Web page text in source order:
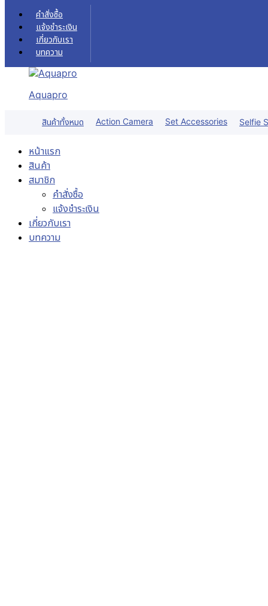
Skip to content
คำสั่งซื้อ
แจ้งชำระเงิน
เกี่ยวกับเรา
บทความ
Aquapro
สินค้าทั้งหมด Action Camera Set Accessories Selfie
หน้าแรก
สินค้า
สมาชิก
คำสั่งซื้อ
แจ้งชำระเงิน
เกี่ยวกับเรา
บทความ